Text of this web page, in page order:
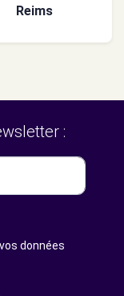
Reims
:
données